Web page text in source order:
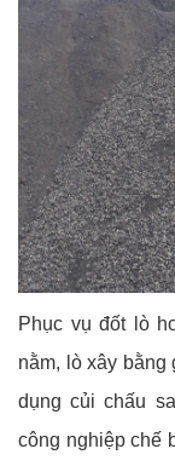
Phục vụ đốt lò
nằm, lò xây
dụng củi chấu
công nghiệp chế